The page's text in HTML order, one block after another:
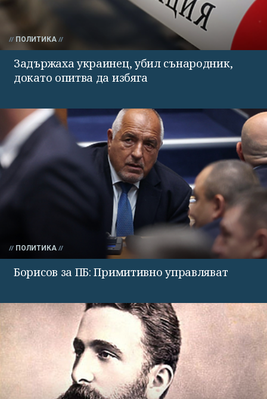
ПОЛИТИКА
Задържаха украинец, убил сънародник,
докато опитва да избяга
ПОЛИТИКА
Борисов за ПБ: Примитивно управляват